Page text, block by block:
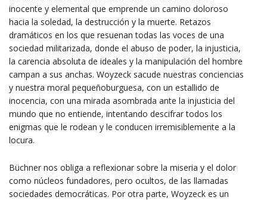
inocente y elemental que emprende un camino doloroso
hacia la soledad, la destrucción y la muerte. Retazos
dramáticos en los que resuenan todas las voces de una
sociedad militarizada, donde el abuso de poder, la injusticia,
la carencia absoluta de ideales y la manipulación del hombre
campan a sus anchas. Woyzeck sacude nuestras conciencias
y nuestra moral pequeñoburguesa, con un estallido de
inocencia, con una mirada asombrada ante la injusticia del
mundo que no entiende, intentando descifrar todos los
enigmas que le rodean y le conducen irremisiblemente a la
locura.
Büchner nos obliga a reflexionar sobre la miseria y el dolor
como núcleos fundadores, pero ocultos, de las llamadas
sociedades democráticas. Por otra parte, Woyzeck es un